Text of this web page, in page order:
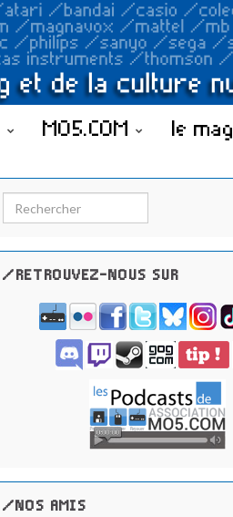
MO5.COM le mag
Search for:
/RETROUVEZ-NOUS SUR
/NOS AMIS